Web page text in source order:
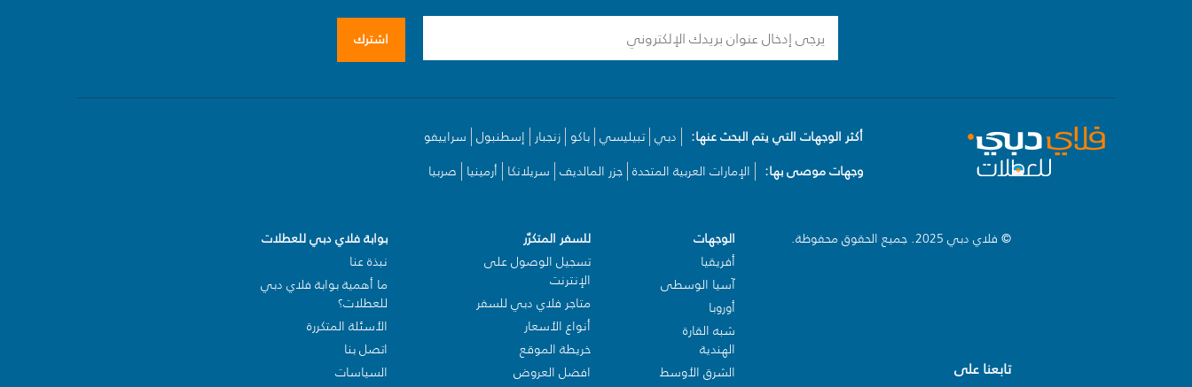
اشترك
أكثر الوجهات التي يتم البحث عنها: دبي تبيليسي باكو زنجبار إسطنبول سراييفو
وجهات موصى بها:
الإمارات العربية المتحدة جزر المالديف سريلانكا أرمينيا صربيا
© فلاي دبي 2025. جميع الحقوق محفوظة.
تابعنا على
الوجهات
أفريقيا
آسيا الوسطى
أوروبا
شبه القارة
الهندية
الشرق الأوسط
للسفر المتكرّر
تسجيل الوصول على
الإنترنت
متاجر فلاي دبي للسفر
أنواع الأسعار
خريطة الموقع
افضل العروض
بوابة فلاي دبي للعطلات
نبذة عنا
ما أهمية بوابة فلاي دبي
للعطلات؟
الأسئلة المتكررة
اتصل بنا
السياسات